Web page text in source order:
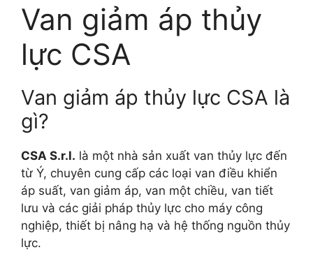
Van giảm áp thủy
lực CSA
Van giảm áp thủy lực CSA là
gì?
CSA S.r.l. là một nhà sản xuất van thủy lực đến
từ Ý, chuyên cung cấp các loại van điều khiển
áp suất, van giảm áp, van một chiều, van tiết
lưu và các giải pháp thủy lực cho máy công
nghiệp, thiết bị nâng hạ và hệ thống nguồn thủy
lực.